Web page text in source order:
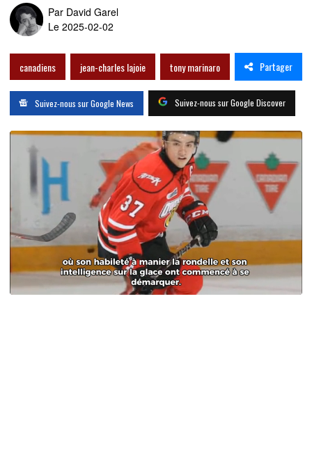
Par David Garel
Le 2025-02-02
canadiens jean-charles lajoie tony marinaro Partager
Suivez-nous sur Google News Suivez-nous sur Google Discover